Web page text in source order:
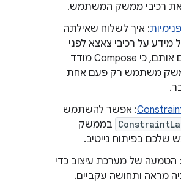
את רכיבי ממשק המשתמש.
: איך לשלוח שאילתה
מידע על רכיבי צאצא לפני
שמודדים אותם, כי Compose מודד
משתמש רק פעם אחת
: אפשר להשתמש
בממשק
בפיתוח נייטיב.
: הטמעה של מערכת עיצוב כדי
מראה ותחושה עקביים.